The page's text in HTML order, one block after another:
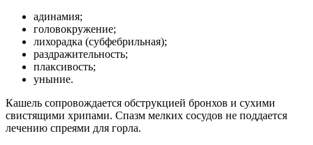
адинамия;
головокружение;
лихорадка (субфебрильная);
раздражительность;
плаксивость;
уныние.
Кашель сопровождается обструкцией бронхов и сухими
свистящими хрипами. Спазм мелких сосудов не поддается
лечению спреями для горла.